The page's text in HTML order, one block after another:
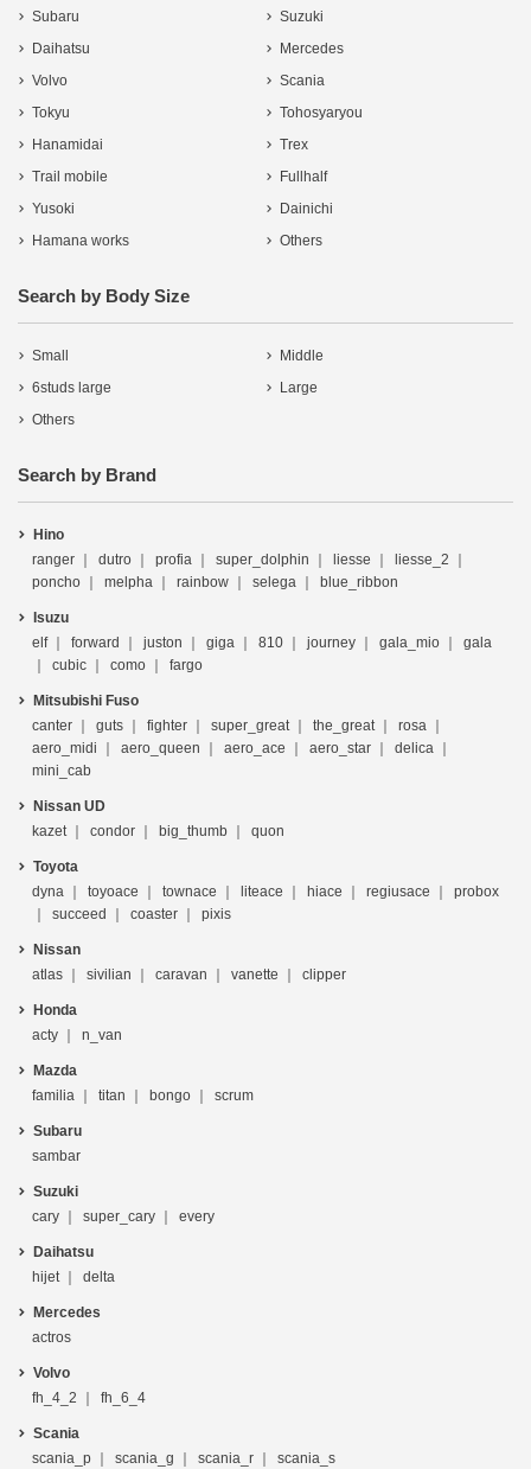
Subaru
Suzuki
Daihatsu
Mercedes
Volvo
Scania
Tokyu
Tohosyaryou
Hanamidai
Trex
Trail mobile
Fullhalf
Yusoki
Dainichi
Hamana works
Others
Search by Body Size
Small
Middle
6studs large
Large
Others
Search by Brand
Hino
ranger
dutro profia super_dolphin liesse
liesse_2
poncho
melpha rainbow selega blue_ribbon
Isuzu
elf
forward juston giga 810 journey gala_mio
gala
cubic
como fargo
Mitsubishi Fuso
canter
guts fighter super_great the_great
rosa
aero_midi
aero_queen aero_ace aero_star
delica
mini_cab
Nissan UD
kazet
condor big_thumb quon
Toyota
dyna
toyoace townace liteace hiace regiusace
probox
succeed
coaster pixis
Nissan
atlas
sivilian caravan vanette clipper
Honda
acty
n_van
Mazda
familia
titan bongo scrum
Subaru
sambar
Suzuki
cary
super_cary every
Daihatsu
hijet
delta
Mercedes
actros
Volvo
fh_4_2
fh_6_4
Scania
scania_p
scania_g scania_r scania_s